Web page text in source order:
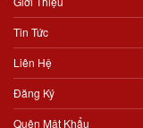
Tin Tức
Liên Hệ
Đăng Ký
Quên Mật Khẩu